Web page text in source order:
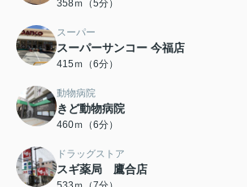
358ｍ（5分）
スーパー
スーパーサンコー 今福店
415ｍ（6分）
動物病院
きど動物病院
460ｍ（6分）
ドラッグストア
スギ薬局 鷹合店